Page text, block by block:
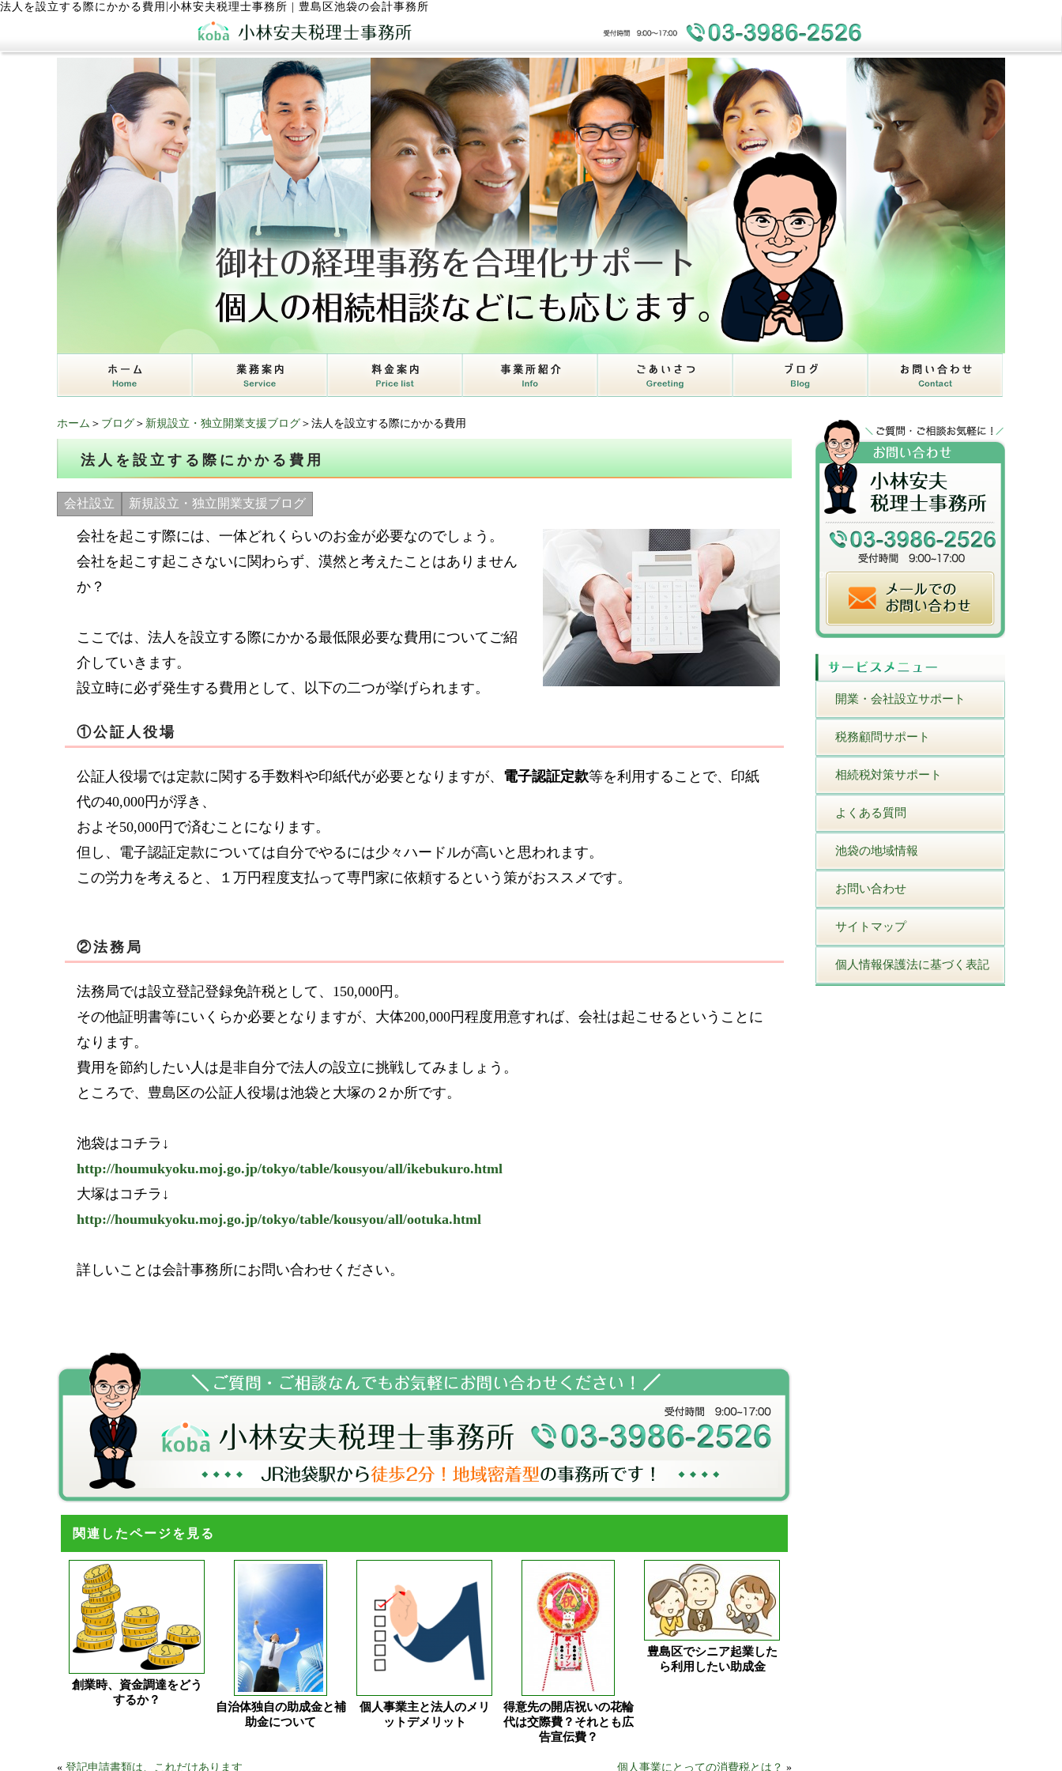
法人を設立する際にかかる費用 小林安夫税理士事務所 | 豊島区池袋の会計事務所
ホーム ＞ ブログ ＞ 新規設立・独立開業支援ブログ ＞法人を設立する際にかかる費用
法人を設立する際にかかる費用
会社設立 新規設立・独立開業支援ブログ
会社を起こす際には、一体どれくらいのお金が必要なのでしょう。
会社を起こす起こさないに関わらず、漠然と考えたことはありません
か？
ここでは、法人を設立する際にかかる最低限必要な費用についてご紹
介していきます。
設立時に必ず発生する費用として、以下の二つが挙げられます。
①公証人役場
公証人役場では定款に関する手数料や印紙代が必要となりますが、 電子認証定款等を利用することで、印紙
代の40,000円が浮き、
およそ50,000円で済むことになります。
但し、電子認証定款については自分でやるには少々ハードルが高いと思われます。
この労力を考えると、１万円程度支払って専門家に依頼するという策がおススメです。
②法務局
法務局では設立登記登録免許税として、150,000円。
その他証明書等にいくらか必要となりますが、大体200,000円程度用意すれば、会社は起こせるということに
なります。
費用を節約したい人は是非自分で法人の設立に挑戦してみましょう。
ところで、豊島区の公証人役場は池袋と大塚の２か所です。
池袋はコチラ↓
http://houmukyoku.moj.go.jp/tokyo/table/kousyou/all/ikebukuro.html
大塚はコチラ↓
http://houmukyoku.moj.go.jp/tokyo/table/kousyou/all/ootuka.html
詳しいことは会計事務所にお問い合わせください。
関連したページを見る
創業時、資金調達をどう
するか？
自治体独自の助成金と補
助金について
個人事業主と法人のメリ
ットデメリット
得意先の開店祝いの花輪
代は交際費？それとも広
告宣伝費？
豊島区でシニア起業した
ら利用したい助成金
« 登記申請書類は、これだけあります 個人事業にとっての消費税とは？ »
開業・会社設立サポート
税務顧問サポート
相続税対策サポート
よくある質問
池袋の地域情報
お問い合わせ
サイトマップ
個人情報保護法に基づく表記